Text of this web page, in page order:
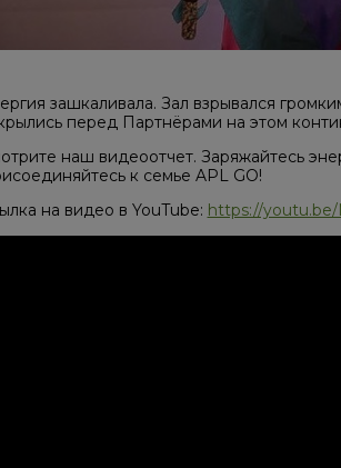
зашкаливала. Зал взрывался
перед Партнёрами на этом
наш видеоотчет. Заряжайтесь
к семье APL GO!
на видео в YouTube: https://